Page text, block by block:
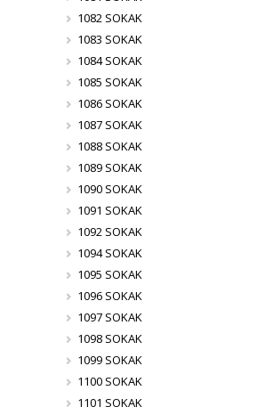
1082 SOKAK
1083 SOKAK
1084 SOKAK
1085 SOKAK
1086 SOKAK
1087 SOKAK
1088 SOKAK
1089 SOKAK
1090 SOKAK
1091 SOKAK
1092 SOKAK
1094 SOKAK
1095 SOKAK
1096 SOKAK
1097 SOKAK
1098 SOKAK
1099 SOKAK
1100 SOKAK
1101 SOKAK